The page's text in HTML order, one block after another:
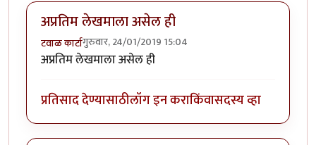
अप्रतिम लेखमाला असेल ही
टवाळ कार्टागुरुवार, 24/01/2019 15:04
अप्रतिम लेखमाला असेल ही
प्रतिसाद देण्यासाठीलॉग इन कराकिंवासदस्य व्हा